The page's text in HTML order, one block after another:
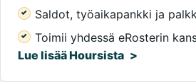
Saldot, työaikapankki ja
Toimii yhdessä eRosterin
Lue lisää Hoursista